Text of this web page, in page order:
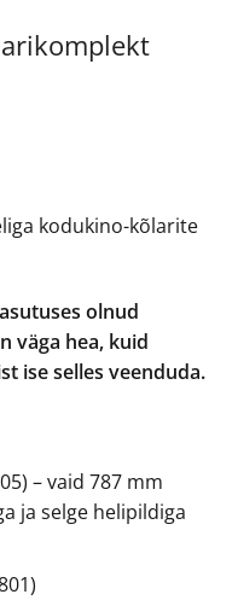
kodukino-kõlarite
olnud
väga hea, kuid
ise selles veenduda.
– vaid 787 mm
ja selge helipildiga